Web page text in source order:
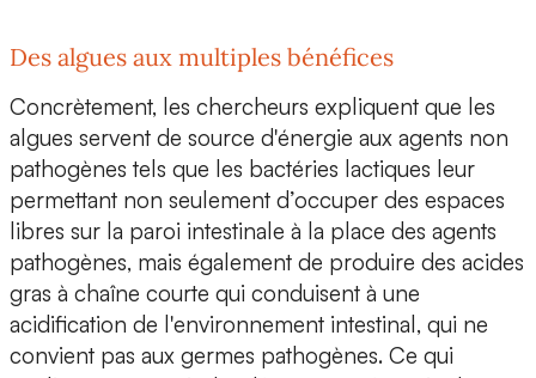
Des algues aux multiples bénéfices
Concrètement, les chercheurs expliquent que les
algues servent de source d'énergie aux agents non
pathogènes tels que les bactéries lactiques leur
permettant non seulement d’occuper des espaces
libres sur la paroi intestinale à la place des agents
pathogènes, mais également de produire des acides
gras à chaîne courte qui conduisent à une
acidification de l'environnement intestinal, qui ne
convient pas aux germes pathogènes. Ce qui